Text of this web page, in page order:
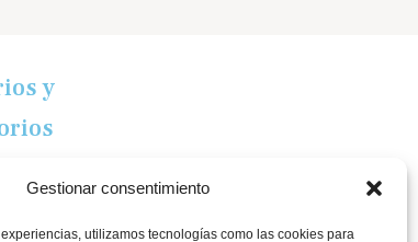
Gestionar consentimiento
utilizamos tecnologías como las cookies para
y